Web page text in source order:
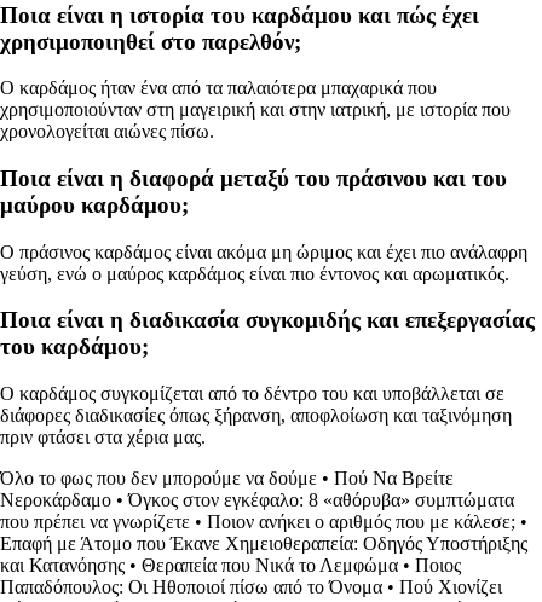
Ποια είναι η ιστορία του καρδάμου και πώς έχει
χρησιμοποιηθεί στο παρελθόν;
Ο καρδάμος ήταν ένα από τα παλαιότερα μπαχαρικά που
χρησιμοποιούνταν στη μαγειρική και στην ιατρική, με ιστορία που
χρονολογείται αιώνες πίσω.
Ποια είναι η διαφορά μεταξύ του πράσινου και του
μαύρου καρδάμου;
Ο πράσινος καρδάμος είναι ακόμα μη ώριμος και έχει πιο ανάλαφρη
γεύση, ενώ ο μαύρος καρδάμος είναι πιο έντονος και αρωματικός.
Ποια είναι η διαδικασία συγκομιδής και επεξεργασίας
του καρδάμου;
Ο καρδάμος συγκομίζεται από το δέντρο του και υποβάλλεται σε
διάφορες διαδικασίες όπως ξήρανση, αποφλοίωση και ταξινόμηση
πριν φτάσει στα χέρια μας.
Όλο το φως που δεν μπορούμε να δούμε • Πού Να Βρείτε
Νεροκάρδαμο •Όγκος στον εγκέφαλο: 8 «αθόρυβα» συμπτώματα
που πρέπει να γνωρίζετε • Ποιον ανήκει ο αριθμός που με κάλεσε; •
Επαφή με Άτομο που Έκανε Χημειοθεραπεία: Οδηγός Υποστήριξης
και Κατανόησης • Θεραπεία που Νικά το Λεμφώμα • Ποιος
Παπαδόπουλος: Οι Ηθοποιοί πίσω από το Όνομα • Πού Χιονίζει